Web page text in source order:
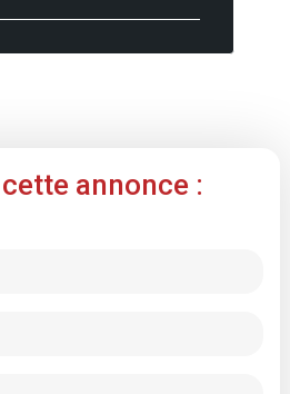
annonce :